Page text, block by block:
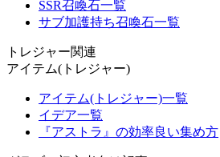
SSR召喚石一覧
サブ加護持ち召喚石一覧
トレジャー関連
アイテム(トレジャー)
アイテム(トレジャー)一覧
イデア一覧
『アストラ』の効率良い集め方